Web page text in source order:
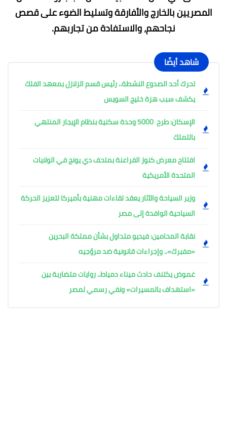
المصريين بالخارج والأفارقة وتسليط الضوء على قصص
نجاحهم، والاستفادة من تجاربهم.
شاهد أيضًا
تحرك أحد الصدوع النشطة.. رئيس قسم الزلازل بمعهد الفلك
يكشف سبب هزة خليج السويس
الإسكان: طرح 5000 وحدة سكنية بنظام الإيجار المنتهي
بالتملك
افتتاح معرض كنوز الفراعنة بمتحف دي يونج في الولايات
المتحدة الأمريكية
وزير السياحة والآثار يعقد لقاءات مهنية بأميركا لتعزيز الحركة
السياحية الوافدة إلى مصر
نقابة المحامين: فيديو متداول بشأن مملكة البحرين
«مفبرك».. وإجراءات قانونية ضد مروّجيه
غموض يكتنف حادث ميناء دمياط.. روايات متضاربة بين
«استهداف بالمسيرات» ونفي رسمي لمصر